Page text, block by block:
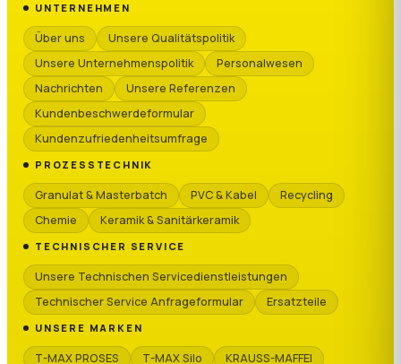
UNTERNEHMEN
Über uns
Unsere Qualitätspolitik
Unsere Unternehmenspolitik
Personalwesen
Nachrichten
Unsere Referenzen
Kundenbeschwerdeformular
Kundenzufriedenheitsumfrage
PROZESSTECHNIK
Granulat & Masterbatch PVC & Kabel
Recycling
Chemie
Keramik & Sanitärkeramik
TECHNISCHER SERVICE
Unsere Technischen Servicedienstleistungen
Technischer Service Anfrageformular
Ersatzteile
UNSERE MARKEN
T-MAX PROSES T-MAX Silo KRAUSS-MAFFEI